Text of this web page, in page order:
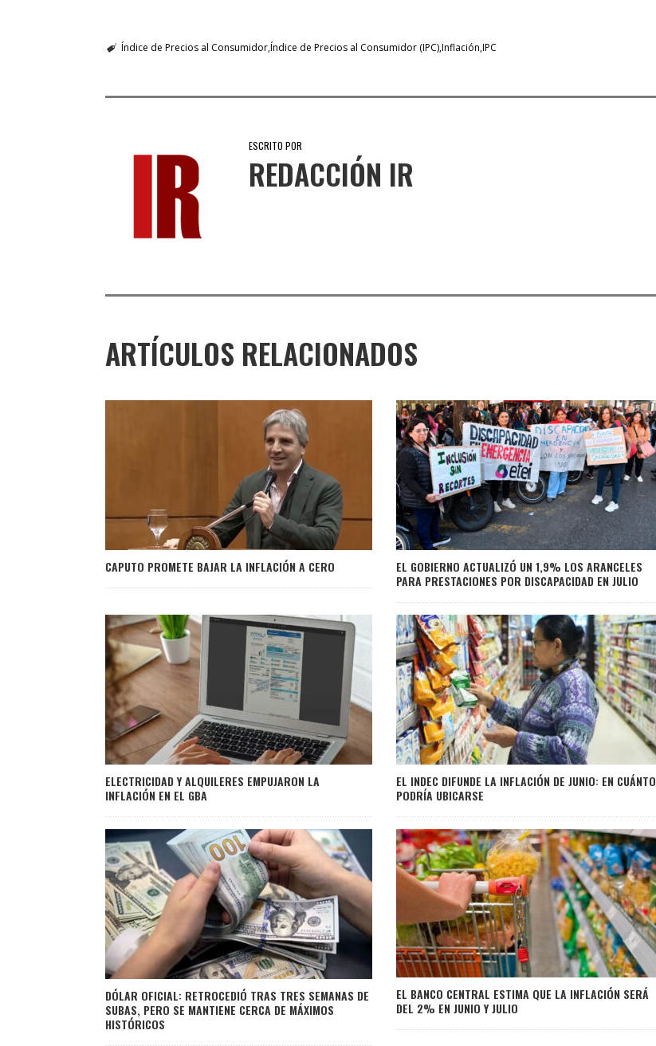
Índice de Precios al ConsumidorÍndice de Precios al Consumidor (IPC)Inflación IPC
ESCRITO POR
REDACCIÓN IR
ARTÍCULOS RELACIONADOS
CAPUTO PROMETE BAJAR LA INFLACIÓN A CERO
EL GOBIERNO ACTUALIZÓ UN 1,9% LOS ARANCELES
PARA PRESTACIONES POR DISCAPACIDAD EN JULIO
ELECTRICIDAD Y ALQUILERES EMPUJARON LA
INFLACIÓN EN EL GBA
EL INDEC DIFUNDE LA INFLACIÓN DE JUNIO: EN CUÁNTO
PODRÍA UBICARSE
DÓLAR OFICIAL: RETROCEDIÓ TRAS TRES SEMANAS DE
SUBAS, PERO SE MANTIENE CERCA DE MÁXIMOS
HISTÓRICOS
EL BANCO CENTRAL ESTIMA QUE LA INFLACIÓN SERÁ
DEL 2% EN JUNIO Y JULIO